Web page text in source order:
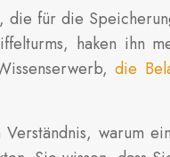
für die
haken ihn
die
warum